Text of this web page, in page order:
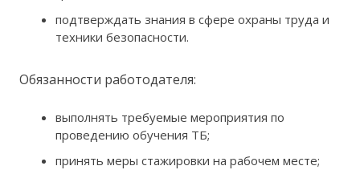
подтверждать знания в сфере охраны труда и
техники безопасности.
Обязанности работодателя:
выполнять требуемые мероприятия по
проведению обучения ТБ;
принять меры стажировки на рабочем месте;